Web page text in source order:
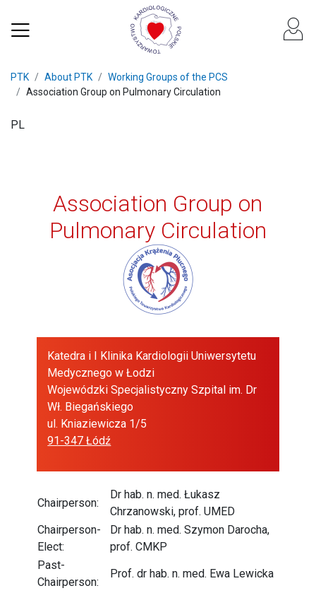
PTK About PTK
Working Groups of the PCS
Association Group on Pulmonary Circulation
PL
Association Group on
Pulmonary Circulation
Katedra i I Klinika Kardiologii Uniwersytetu
Medycznego w Łodzi
Wojewódzki Specjalistyczny Szpital im. Dr
Wł. Biegańskiego
ul. Kniaziewicza 1/5
91-347 Łódź
Chairperson:
Dr hab. n. med. Łukasz
Chrzanowski, prof. UMED
Chairperson-
Elect:
Dr hab. n. med. Szymon Darocha,
prof. CMKP
Past-
Chairperson:
Prof. dr hab. n. med. Ewa Lewicka